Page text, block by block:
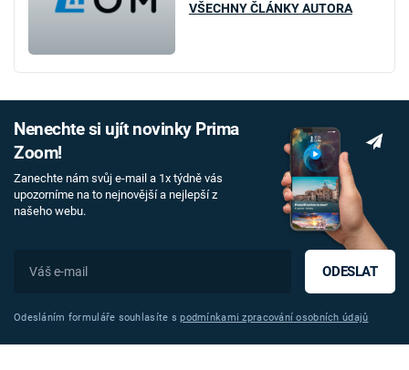
VŠECHNY ČLÁNKY AUTORA
Nenechte si ujít novinky Prima
Zoom!
Zanechte nám svůj e-mail a 1x týdně vás
upozorníme na to nejnovější a nejlepší z
našeho webu.
ODESLAT
Odesláním formuláře souhlasíte spodmínkami zpracování osobních údajů